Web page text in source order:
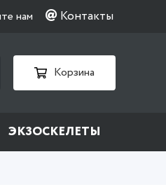
нам Контакты
Корзина
ЭКЗОСКЕЛЕТЫ